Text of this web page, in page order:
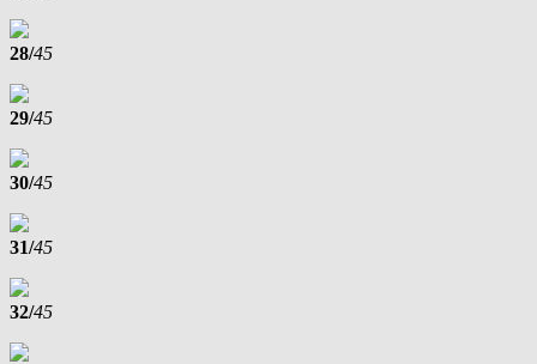
28/45
29/45
30/45
31/45
32/45